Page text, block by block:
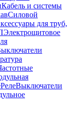
Кабель и системы
Силовой
для труб,
Электрощитовое
РелеВыключатели